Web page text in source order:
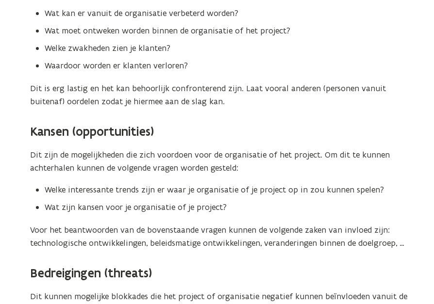
e
n
e
)
e
n
e
r
Wat kan er vanuit de organisatie verbeterd worden?
Wat moet ontweken worden binnen de organisatie of het project?
Welke zwakheden zien je klanten?
Waardoor worden er klanten verloren?
Dit is erg lastig en het kan behoorlijk confronterend zijn. Laat vooral anderen (personen vanuit
buitenaf) oordelen zodat je hiermee aan de slag kan.
Kansen (opportunities)
Dit zijn de mogelijkheden die zich voordoen voor de organisatie of het project. Om dit te kunnen
achterhalen kunnen de volgende vragen worden gesteld:
Welke interessante trends zijn er waar je organisatie of je project op in zou kunnen spelen?
Wat zijn kansen voor je organisatie of je project?
Voor het beantwoorden van de bovenstaande vragen kunnen de volgende zaken van invloed zijn:
technologische ontwikkelingen, beleidsmatige ontwikkelingen, veranderingen binnen de doelgroep, …
Bedreigingen (threats)
Dit kunnen mogelijke blokkades die het project of organisatie negatief kunnen beïnvloeden vanuit de